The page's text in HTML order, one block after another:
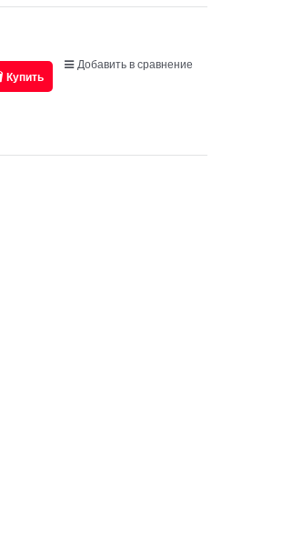
Купить
Добавить в сравнение